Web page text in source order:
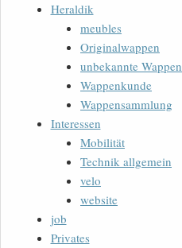
Heraldik
meubles
Originalwappen
unbekannte Wappen
Wappenkunde
Wappensammlung
Interessen
Mobilität
Technik allgemein
velo
website
job
Privates